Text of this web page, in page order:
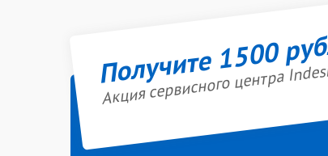
Получите 1500
Акция сервисного центра